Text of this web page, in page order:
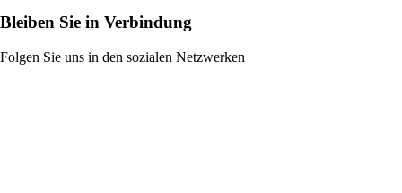
Bleiben Sie in Verbindung
Folgen Sie uns in den sozialen Netzwerken